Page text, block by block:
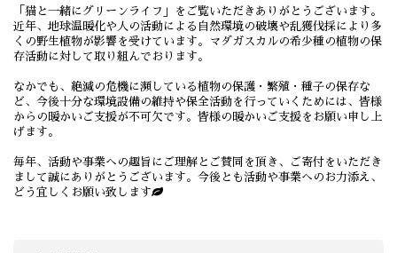
「猫と一緒にグリーンライフ」をご覧いただきありがとうございます。
近年、地球温暖化や人の活動による自然環境の破壊や乱獲伐採により多
くの野生植物が影響を受けています。マダガスカルの希少種の植物の保
存活動に対して取り組んでおります。
なかでも、絶滅の危機に瀕している植物の保護・繁殖・種子の保存な
ど、今後十分な環境設備の維持や保全活動を行っていくためには、皆様
からの暖かいご支援が不可欠です。皆様の暖かいご支援をお願い申し上
げます。
毎年、活動や事業への趣旨にご理解とご賛同を頂き、ご寄付をいただき
まして誠にありがとうございます。今後とも活動や事業へのお力添え、
どう宜しくお願い致します